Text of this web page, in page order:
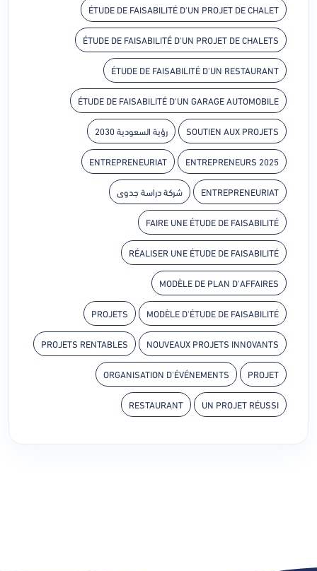
ÉTUDE DE FAISABILITÉ D'UN PROJET DE CHALET
ÉTUDE DE FAISABILITÉ D'UN PROJET DE CHALETS
ÉTUDE DE FAISABILITÉ D'UN RESTAURANT
ÉTUDE DE FAISABILITÉ D'UN GARAGE AUTOMOBILE
SOUTIEN AUX PROJETS رؤية السعودية 2030
ENTREPRENEURS 2025
ENTREPRENEURIAT
ENTREPRENEURIAT شركة دراسة جدوى
FAIRE UNE ÉTUDE DE FAISABILITÉ
RÉALISER UNE ÉTUDE DE FAISABILITÉ
MODÈLE DE PLAN D'AFFAIRES
MODÈLE D'ÉTUDE DE FAISABILITÉ
PROJETS
NOUVEAUX PROJETS INNOVANTS
PROJETS RENTABLES
PROJET
ORGANISATION D'ÉVÉNEMENTS
UN PROJET RÉUSSI
RESTAURANT